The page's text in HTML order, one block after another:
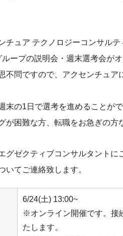
チュア テクノロジーコンサル
ープの説明会・週末選考会が
不問ですので、アクセンチュア
末の1日で選考を進めることが
が困難な方、転職をお急ぎの方
グゼクティブコンサルタントに
いてご連絡致します。
6/24(土) 13:00~
※オンライン開催です。接
たします。